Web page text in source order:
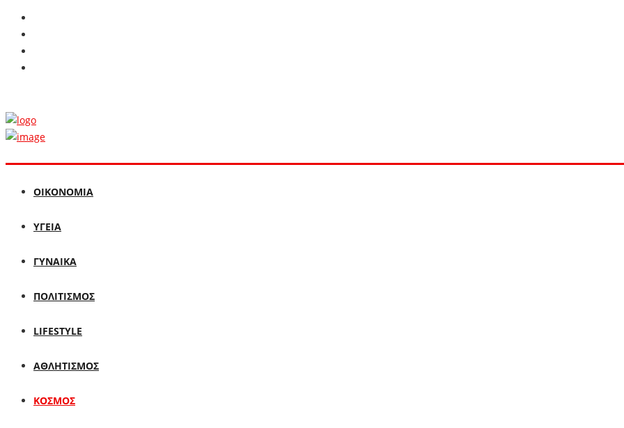
ΟΙΚΟΝΟΜΙΑ
ΥΓΕΙΑ
ΓΥΝΑΙΚΑ
ΠΟΛΙΤΙΣΜΟΣ
LIFESTYLE
ΑΘΛΗΤΙΣΜΟΣ
ΚΟΣΜΟΣ